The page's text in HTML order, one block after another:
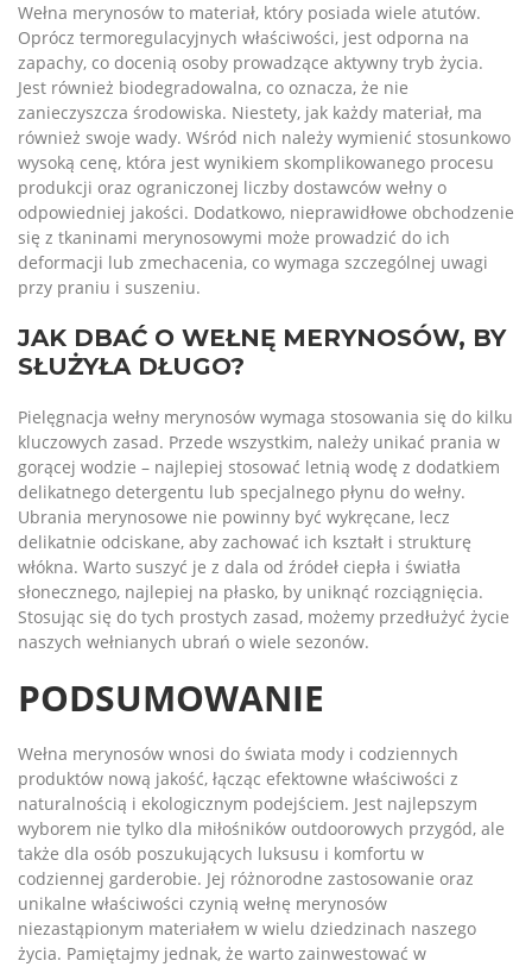
Wełna merynosów to materiał, który posiada wiele atutów.
Oprócz termoregulacyjnych właściwości, jest odporna na
zapachy, co docenią osoby prowadzące aktywny tryb życia.
Jest również biodegradowalna, co oznacza, że nie
zanieczyszcza środowiska. Niestety, jak każdy materiał, ma
również swoje wady. Wśród nich należy wymienić stosunkowo
wysoką cenę, która jest wynikiem skomplikowanego procesu
produkcji oraz ograniczonej liczby dostawców wełny o
odpowiedniej jakości. Dodatkowo, nieprawidłowe obchodzenie
się z tkaninami merynosowymi może prowadzić do ich
deformacji lub zmechacenia, co wymaga szczególnej uwagi
przy praniu i suszeniu.
JAK DBAĆ O WEŁNĘ MERYNOSÓW, BY
SŁUŻYŁA DŁUGO?
Pielęgnacja wełny merynosów wymaga stosowania się do kilku
kluczowych zasad. Przede wszystkim, należy unikać prania w
gorącej wodzie – najlepiej stosować letnią wodę z dodatkiem
delikatnego detergentu lub specjalnego płynu do wełny.
Ubrania merynosowe nie powinny być wykręcane, lecz
delikatnie odciskane, aby zachować ich kształt i strukturę
włókna. Warto suszyć je z dala od źródeł ciepła i światła
słonecznego, najlepiej na płasko, by uniknąć rozciągnięcia.
Stosując się do tych prostych zasad, możemy przedłużyć życie
naszych wełnianych ubrań o wiele sezonów.
PODSUMOWANIE
Wełna merynosów wnosi do świata mody i codziennych
produktów nową jakość, łącząc efektowne właściwości z
naturalnością i ekologicznym podejściem. Jest najlepszym
wyborem nie tylko dla miłośników outdoorowych przygód, ale
także dla osób poszukujących luksusu i komfortu w
codziennej garderobie. Jej różnorodne zastosowanie oraz
unikalne właściwości czynią wełnę merynosów
niezastąpionym materiałem w wielu dziedzinach naszego
życia. Pamiętajmy jednak, że warto zainwestować w